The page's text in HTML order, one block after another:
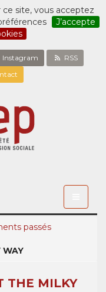
site, vous acceptez
J’accepte
Instagram
RSS
passés
THE MILKY